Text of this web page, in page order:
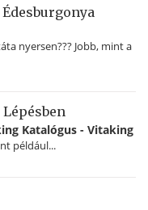
nyersen??? Jobb, mint a
Katalógus - Vitaking
például...